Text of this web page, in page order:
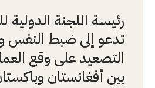
رئيسة اللجنة الدولية
تدعو إلى ضبط
التصعيد على وقع
بين أفغانستان